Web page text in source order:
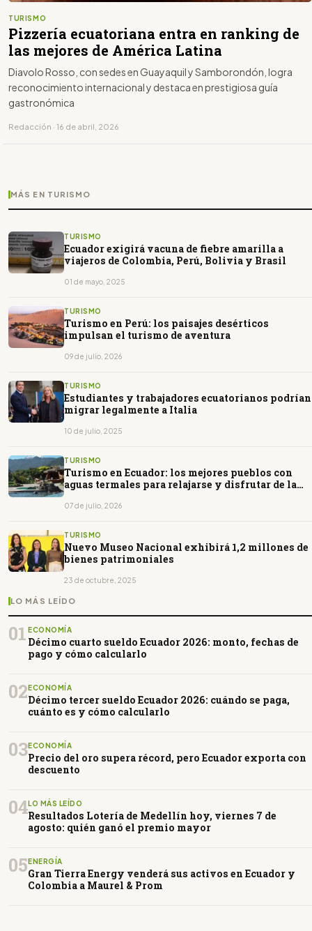
TURISMO
Pizzería ecuatoriana entra en ranking de
las mejores de América Latina
Diavolo Rosso, con sedes en Guayaquil y Samborondón, logra
reconocimiento internacional y destaca en prestigiosa guía
gastronómica
Redacción · 16 de abril, 2026
MÁS EN TURISMO
TURISMO
Ecuador exigirá vacuna de fiebre amarilla a
viajeros de Colombia, Perú, Bolivia y Brasil
01 de mayo, 2025
TURISMO
Turismo en Perú: los paisajes desérticos
impulsan el turismo de aventura
09 de julio, 2026
TURISMO
Estudiantes y trabajadores ecuatorianos podrían
migrar legalmente a Italia
10 de julio, 2025
TURISMO
Turismo en Ecuador: los mejores pueblos con
aguas termales para relajarse y disfrutar de la
07 de julio, 2026
TURISMO
Nuevo Museo Nacional exhibirá 1,2 millones de
bienes patrimoniales
23 de octubre, 2025
LO MÁS LEÍDO
01 ECONOMÍA
Décimo cuarto sueldo Ecuador 2026: monto, fechas de
pago y cómo calcularlo
02 ECONOMÍA
Décimo tercer sueldo Ecuador 2026: cuándo se paga,
cuánto es y cómo calcularlo
03ECONOMÍA
Precio del oro supera récord, pero Ecuador exporta con
descuento
04LO MÁS LEÍDO
Resultados Lotería de Medellín hoy, viernes 7 de
agosto: quién ganó el premio mayor
05 ENERGÍA
Gran Tierra Energy venderá sus activos en Ecuador y
Colombia a Maurel & Prom